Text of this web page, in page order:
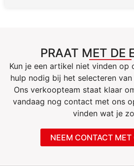
PRAAT MET DE
Kun je een artikel niet vinden op
hulp nodig bij het selecteren
Ons verkoopteam staat klaar
vandaag nog contact met ons
vinden wat je
NEEM CONTACT MET